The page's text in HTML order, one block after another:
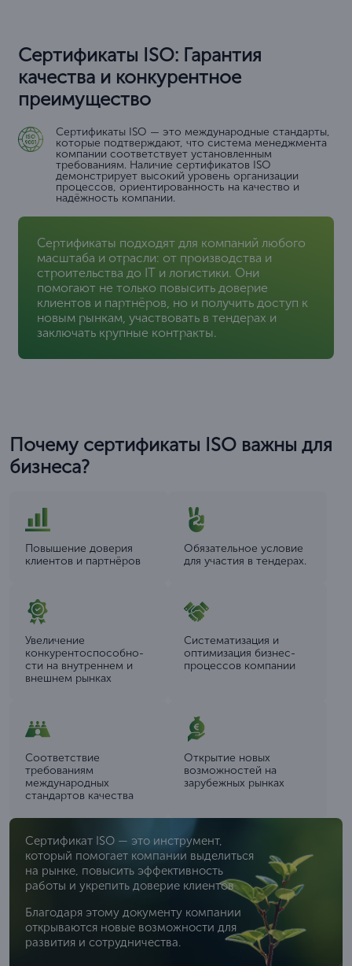
Сертификаты ISO: Гарантия
качества и конкурентное
преимущество
Сертификаты ISO — это международные стандарты,
которые подтверждают, что система менеджмента
компании соответствует установленным
требованиям. Наличие сертификатов ISO
демонстрирует высокий уровень организации
процессов, ориентированность на качество и
надёжность компании.
Сертификаты подходят для компаний любого
масштаба и отрасли: от производства и
строительства до IT и логистики. Они
помогают не только повысить доверие
клиентов и партнёров, но и получить доступ к
новым рынкам, участвовать в тендерах и
заключать крупные контракты.
Почему сертификаты ISO важны для
бизнеса?
Повышение доверия
клиентов и партнёров
Обязательное условие
для участия в тендерах.
Увеличение
конкурентоспособно­
сти на внутреннем и
внешнем рынках
Систематизация и
оптимизация бизнес-
процессов компании
Соответствие
требованиям
международных
стандартов качества
Открытие новых
возможностей на
зарубежных рынках
Сертификат ISO — это инструмент,
который помогает компании выделиться
на рынке, повысить эффективность
работы и укрепить доверие клиентов
Благодаря этому документу компании
открываются новые возможности для
развития и сотрудничества.